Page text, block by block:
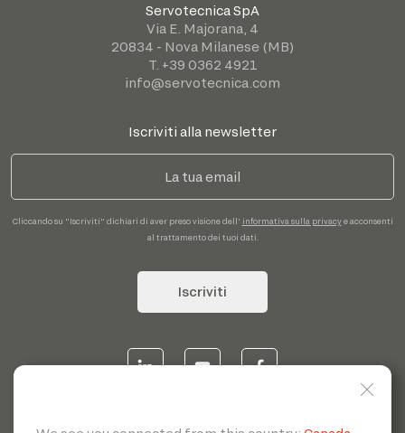
Servotecnica SpA
Via E. Majorana, 4
20834 - Nova Milanese (MB)
T. +39 0362 4921
info@servotecnica.com
Iscriviti alla newsletter
Cliccando su "Iscriviti" dichiari di aver preso visione dell' informativa sulla privacye acconsenti
al trattamento dei tuoi dati.
Iscriviti